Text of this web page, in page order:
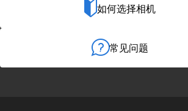
如何选择相机
常见问题